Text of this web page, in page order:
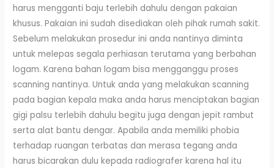
harus mengganti baju terlebih dahulu dengan pakaian
khusus. Pakaian ini sudah disediakan oleh pihak rumah sakit.
Sebelum melakukan prosedur ini anda nantinya diminta
untuk melepas segala perhiasan terutama yang berbahan
logam. Karena bahan logam bisa mengganggu proses
scanning nantinya. Untuk anda yang melakukan scanning
pada bagian kepala maka anda harus menciptakan bagian
gigi palsu terlebih dahulu begitu juga dengan jepit rambut
serta alat bantu dengar. Apabila anda memiliki phobia
terhadap ruangan terbatas dan merasa tegang anda
harus bicarakan dulu kepada radiografer karena hal itu